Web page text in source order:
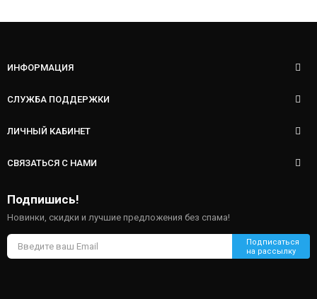
ИНФОРМАЦИЯ
СЛУЖБА ПОДДЕРЖКИ
ЛИЧНЫЙ КАБИНЕТ
СВЯЗАТЬСЯ С НАМИ
Подпишись!
Новинки, скидки и лучшие предложения без спама!